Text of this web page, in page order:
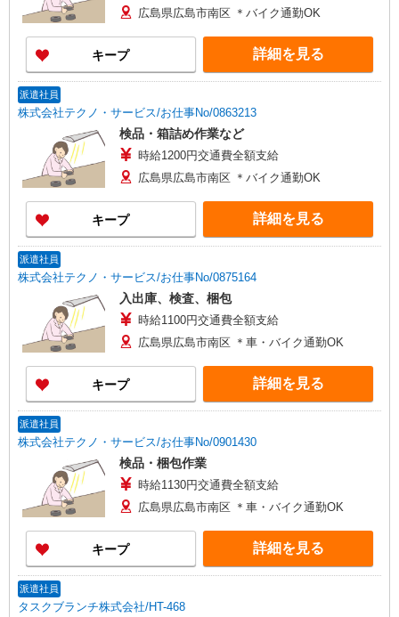
広島県広島市南区 ＊バイク通勤OK
キープ 詳細を見る
派遣社員
株式会社テクノ・サービス/お仕事No/0863213
検品・箱詰め作業など
時給1200円交通費全額支給
広島県広島市南区 ＊バイク通勤OK
キープ 詳細を見る
派遣社員
株式会社テクノ・サービス/お仕事No/0875164
入出庫、検査、梱包
時給1100円交通費全額支給
広島県広島市南区 ＊車・バイク通勤OK
キープ 詳細を見る
派遣社員
株式会社テクノ・サービス/お仕事No/0901430
検品・梱包作業
時給1130円交通費全額支給
広島県広島市南区 ＊車・バイク通勤OK
キープ 詳細を見る
派遣社員
タスクブランチ株式会社/HT-468